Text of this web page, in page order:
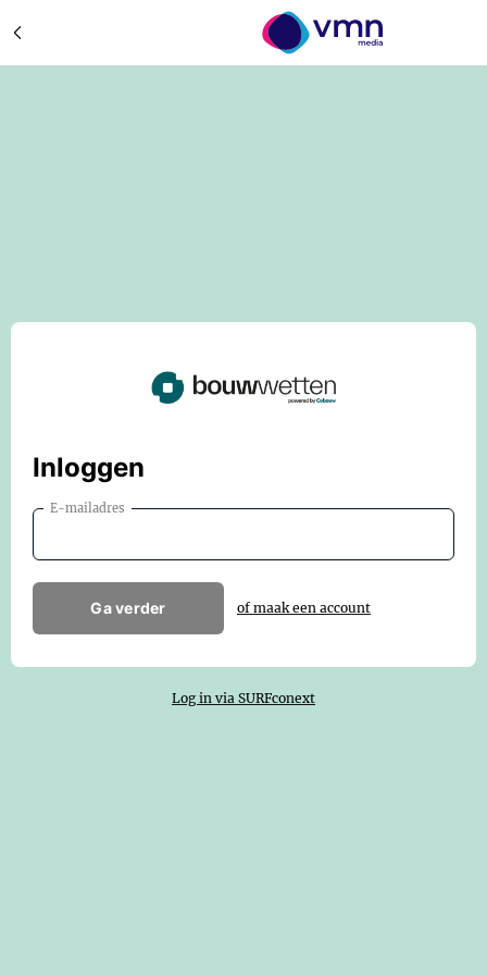
Inloggen
E-mailadres
Ga verder of maak een account
Log in via SURFconext